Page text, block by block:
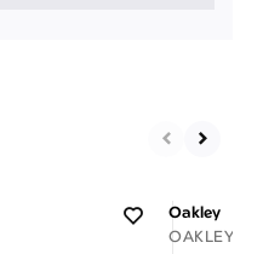
Oakley
OAKLEY